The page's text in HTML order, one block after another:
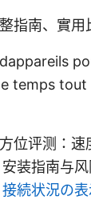
指南、實用
temps tout
位评测：速
装指南与
続状況の